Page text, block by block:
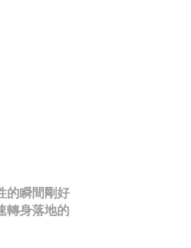
的瞬間剛好
轉身落地的